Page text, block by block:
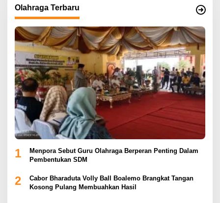
Olahraga Terbaru
1
Menpora Sebut Guru Olahraga Berperan Penting Dalam
Pembentukan SDM
2
Cabor Bharaduta Volly Ball Boalemo Brangkat Tangan
Kosong Pulang Membuahkan Hasil